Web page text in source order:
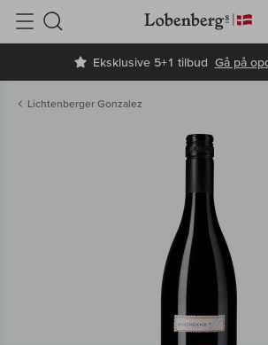
Eksklusive 5+1 tilbud Gå på
Søg
Lichtenberger Gonzalez